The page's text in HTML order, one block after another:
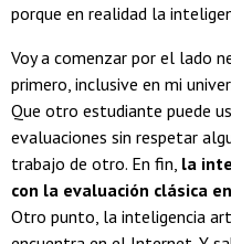
porque en realidad la
Voy a comenzar por el lado
primero, inclusive en mi
Que otro estudiante puede
evaluaciones sin respetar
trabajo de otro. En fin, la
con la evaluación clásica
Otro punto, la inteligencia